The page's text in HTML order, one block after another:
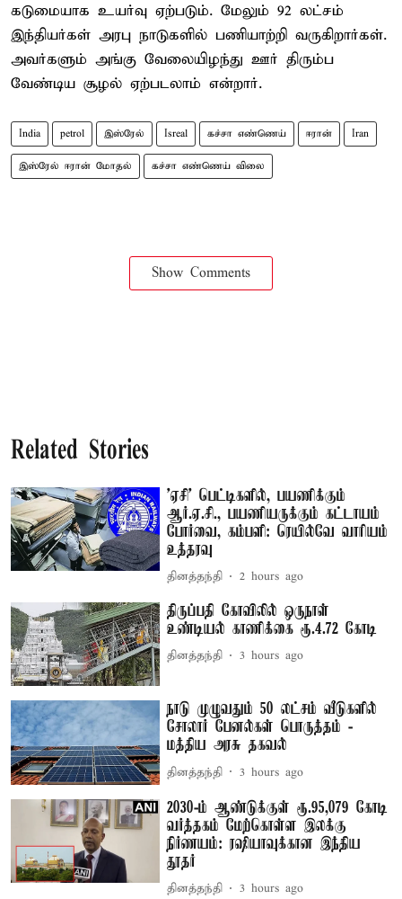
கடுமையாக உயர்வு ஏற்படும். மேலும் 92 லட்சம்
இந்தியர்கள் அரபு நாடுகளில் பணியாற்றி வருகிறார்கள்.
அவர்களும் அங்கு வேலையிழந்து ஊர் திரும்ப
வேண்டிய சூழல் ஏற்படலாம் என்றார்.
India petrol இஸ்ரேல் Isreal கச்சா எண்ணெய் ஈரான் Iran
இஸ்ரேல் ஈரான் மோதல் கச்சா எண்ணெய் விலை
Show Comments
Related Stories
'ஏசி' பெட்டிகளில், பயணிக்கும்
ஆர்.ஏ.சி., பயணியருக்கும் கட்டாயம்
போர்வை, கம்பளி: ரெயில்வே வாரியம்
உத்தரவு
தினத்தந்தி 2 hours ago
திருப்பதி கோவிலில் ஒருநாள்
உண்டியல் காணிக்கை ரூ.4.72 கோடி
தினத்தந்தி 3 hours ago
நாடு முழுவதும் 50 லட்சம் வீடுகளில்
சோலார் பேனல்கள் பொருத்தம் -
மத்திய அரசு தகவல்
தினத்தந்தி 3 hours ago
2030-ம் ஆண்டுக்குள் ரூ.95,079 கோடி
வர்த்தகம் மேற்கொள்ள இலக்கு
நிர்ணயம்: ரஷியாவுக்கான இந்திய
தூதர்
தினத்தந்தி 3 hours ago